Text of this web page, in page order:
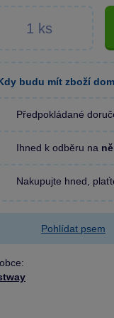
budu mít zboží
Předpokládané
Ihned k odběru na
Nakupujte hned,
Pohlídat psem